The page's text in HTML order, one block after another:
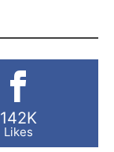
142K
Likes